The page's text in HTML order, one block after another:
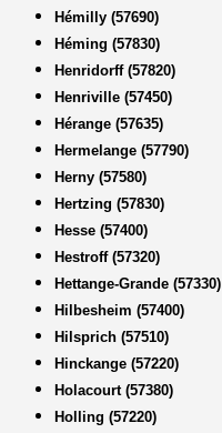
Hémilly (57690)
Héming (57830)
Henridorff (57820)
Henriville (57450)
Hérange (57635)
Hermelange (57790)
Herny (57580)
Hertzing (57830)
Hesse (57400)
Hestroff (57320)
Hettange-Grande (57330)
Hilbesheim (57400)
Hilsprich (57510)
Hinckange (57220)
Holacourt (57380)
Holling (57220)